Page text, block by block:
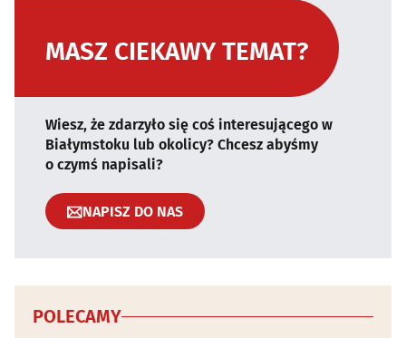
MASZ CIEKAWY TEMAT?
Wiesz, że zdarzyło się coś interesującego w
Białymstoku lub okolicy? Chcesz abyśmy
o czymś napisali?
NAPISZ DO NAS
POLECAMY